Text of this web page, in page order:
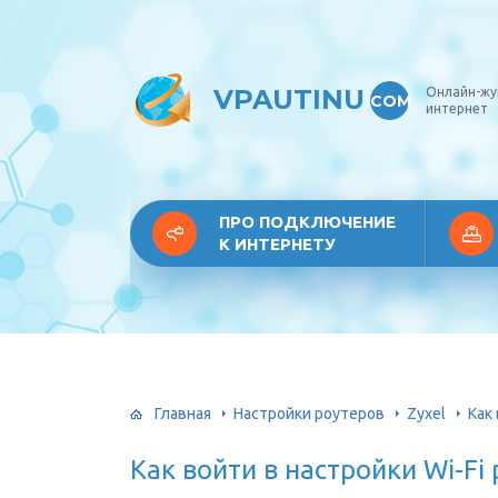
VPAUTINU COM
Онлайн-
интернет
ПРО ПОДКЛЮЧЕНИЕ
К ИНТЕРНЕТУ
Главная Настройки роутеров Zyxel Как
Как войти в настройки Wi-Fi